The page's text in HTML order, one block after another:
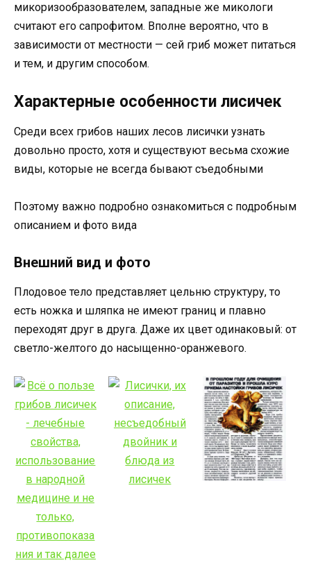
микоризообразователем, западные же микологи
считают его сапрофитом. Вполне вероятно, что в
зависимости от местности — сей гриб может питаться
и тем, и другим способом.
Характерные особенности лисичек
Среди всех грибов наших лесов лисички узнать
довольно просто, хотя и существуют весьма схожие
виды, которые не всегда бывают съедобными
Поэтому важно подробно ознакомиться с подробным
описанием и фото вида
Внешний вид и фото
Плодовое тело представляет цельню структуру, то
есть ножка и шляпка не имеют границ и плавно
переходят друг в друга. Даже их цвет одинаковый: от
светло-желтого до насыщенно-оранжевого.